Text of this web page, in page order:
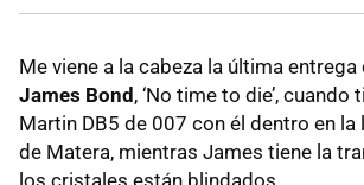
Me viene a la cabeza la última entrega
James Bond , ‘No time to die’,
Martin DB5 de 007 con él dentro en
de Matera, mientras James tiene la